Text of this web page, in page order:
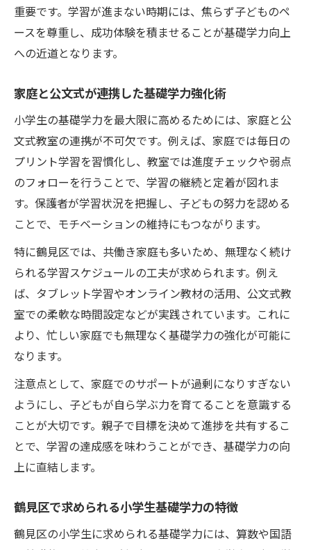
重要です。学習が進まない時期には、焦らず子どものペ
ースを尊重し、成功体験を積ませることが基礎学力向上
への近道となります。
家庭と公文式が連携した基礎学力強化術
小学生の基礎学力を最大限に高めるためには、家庭と公
文式教室の連携が不可欠です。例えば、家庭では毎日の
プリント学習を習慣化し、教室では進度チェックや弱点
のフォローを行うことで、学習の継続と定着が図れま
す。保護者が学習状況を把握し、子どもの努力を認める
ことで、モチベーションの維持にもつながります。
特に鶴見区では、共働き家庭も多いため、無理なく続け
られる学習スケジュールの工夫が求められます。例え
ば、タブレット学習やオンライン教材の活用、公文式教
室での柔軟な時間設定などが実践されています。これに
より、忙しい家庭でも無理なく基礎学力の強化が可能に
なります。
注意点として、家庭でのサポートが過剰になりすぎない
ようにし、子どもが自ら学ぶ力を育てることを意識する
ことが大切です。親子で目標を決めて進捗を共有するこ
とで、学習の達成感を味わうことができ、基礎学力の向
上に直結します。
鶴見区で求められる小学生基礎学力の特徴
鶴見区の小学生に求められる基礎学力には、算数や国語